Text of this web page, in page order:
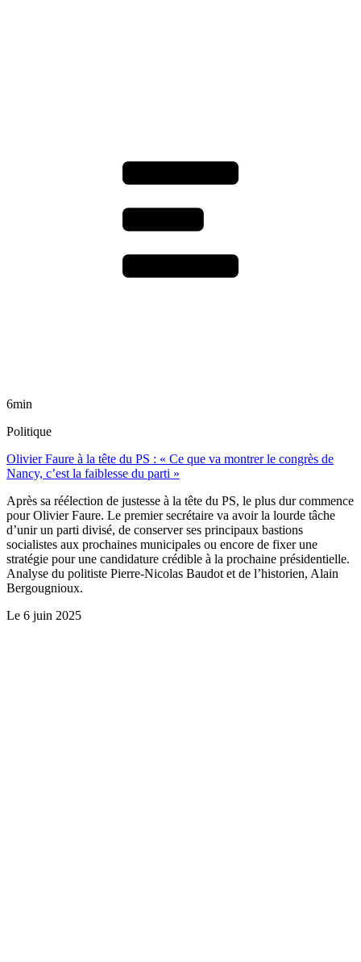
6min
Politique
Olivier Faure à la tête du PS : « Ce que va montrer le congrès de
Nancy, c’est la faiblesse du parti »
Après sa réélection de justesse à la tête du PS, le plus dur commence
pour Olivier Faure. Le premier secrétaire va avoir la lourde tâche
d’unir un parti divisé, de conserver ses principaux bastions
socialistes aux prochaines municipales ou encore de fixer une
stratégie pour une candidature crédible à la prochaine présidentielle.
Analyse du politiste Pierre-Nicolas Baudot et de l’historien, Alain
Bergougnioux.
Le 6 juin 2025